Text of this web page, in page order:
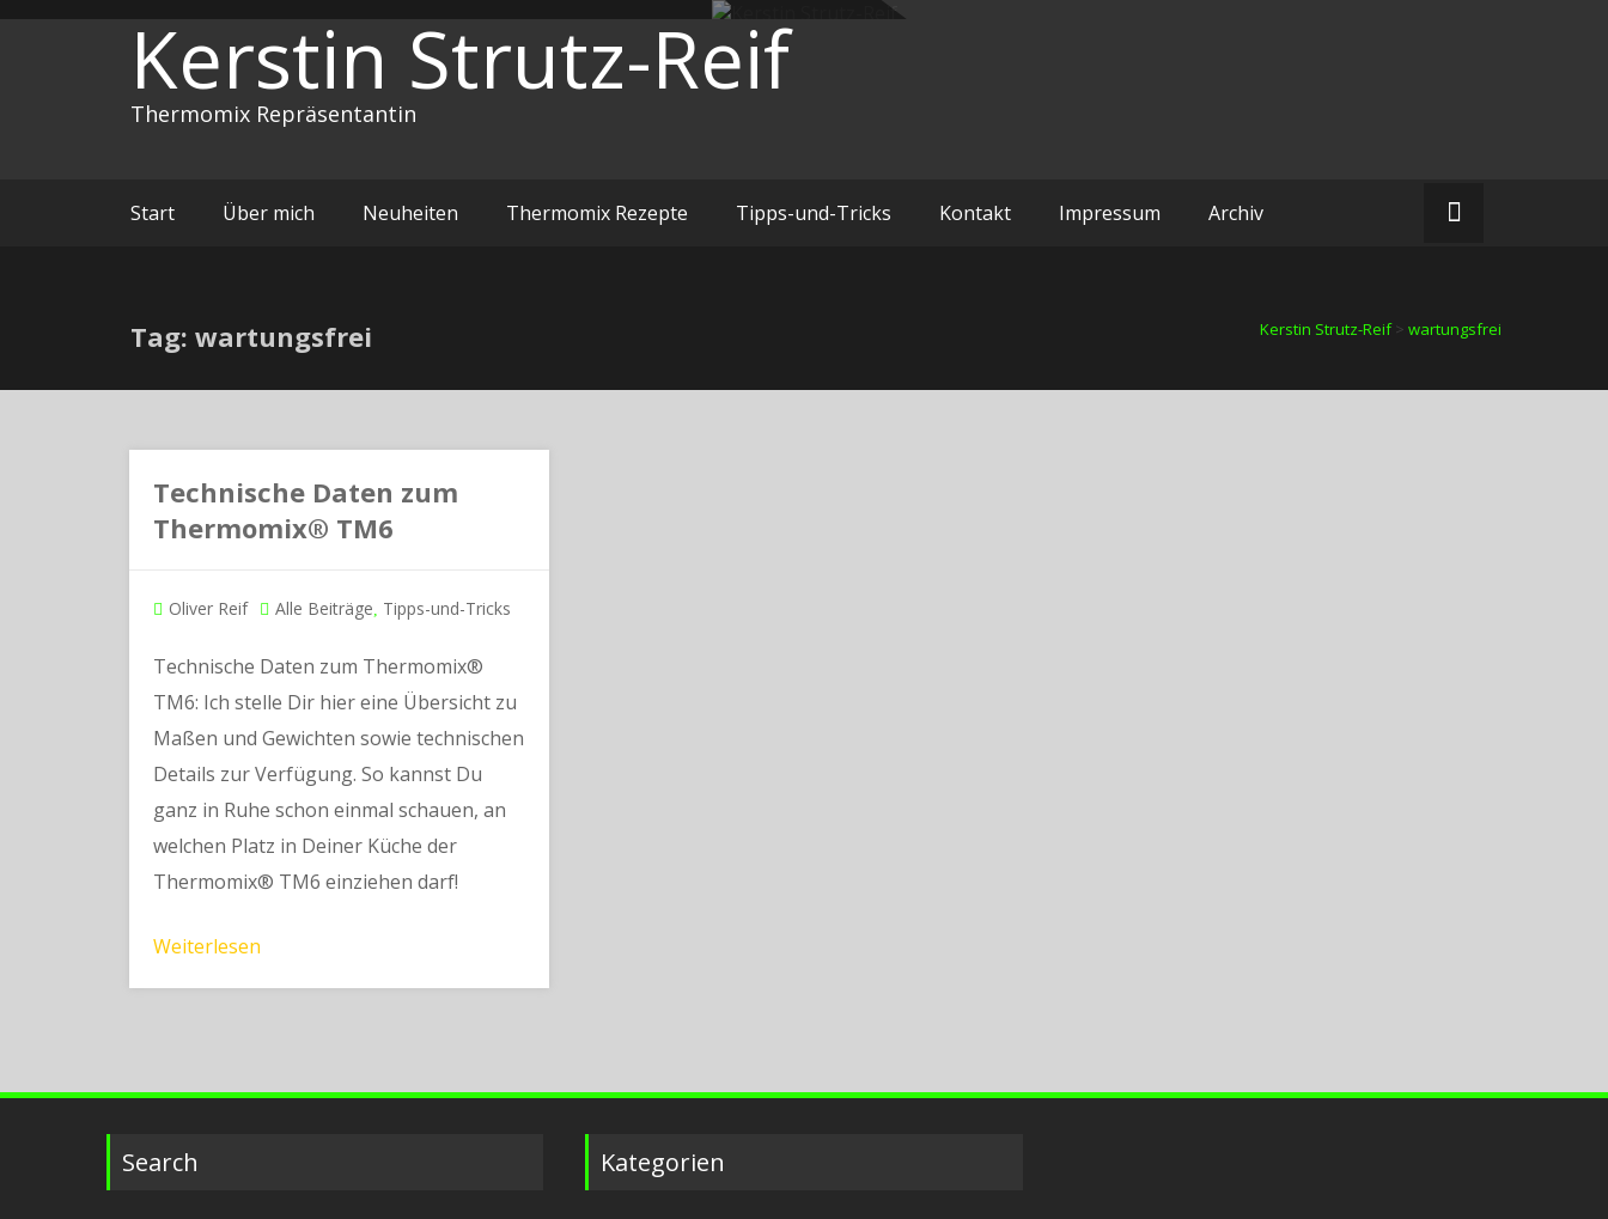
Kerstin Strutz-Reif
Thermomix Repräsentantin
Start Über mich Neuheiten Thermomix Rezepte Tipps-und-Tricks Kontakt Impressum Archiv
Tag: wartungsfrei Kerstin Strutz-Reif> wartungsfrei
Technische Daten zum
Thermomix® TM6
Oliver Reif Alle Beiträge, Tipps-und-Tricks
Technische Daten zum Thermomix®
TM6: Ich stelle Dir hier eine Übersicht zu
Maßen und Gewichten sowie technischen
Details zur Verfügung. So kannst Du
ganz in Ruhe schon einmal schauen, an
welchen Platz in Deiner Küche der
Thermomix® TM6 einziehen darf!
Weiterlesen
Search Kategorien